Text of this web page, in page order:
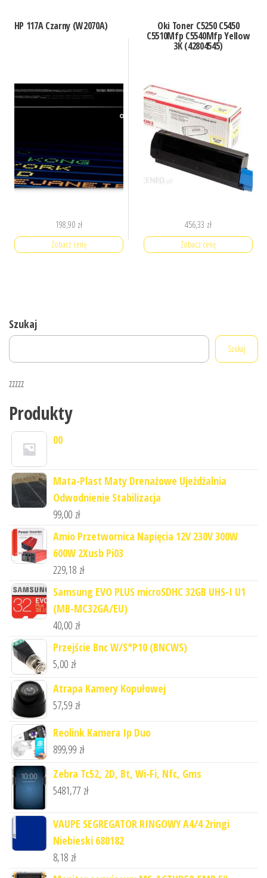
HP 117A Czarny (W2070A)
198,90 zł
Zobacz cenę
Oki Toner C5250 C5450
C5510Mfp C5540Mfp Yellow
3K (42804545)
456,33 zł
Zobacz cenę
Szukaj
Szukaj
zzzzz
Produkty
00
Mata-Plast Maty Drenażowe Ujeżdżalnia
Odwodnienie Stabilizacja
99,00 zł
Amio Przetwornica Napięcia 12V 230V 300W
600W 2Xusb Pi03
229,18 zł
Samsung EVO PLUS microSDHC 32GB UHS-I U1
(MB-MC32GA/EU)
40,00 zł
Przejście Bnc W/S*P10 (BNCWS)
5,00 zł
Atrapa Kamery Kopułowej
57,59 zł
Reolink Kamera Ip Duo
899,99 zł
Zebra Tc52, 2D, Bt, Wi-Fi, Nfc, Gms
5481,77 zł
VAUPE SEGREGATOR RINGOWY A4/4 2ringi
Niebieski 680182
8,18 zł